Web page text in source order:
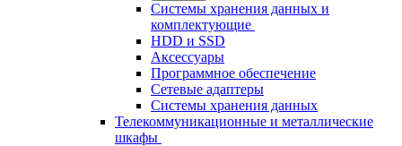
Системы хранения данных и
комплектующие
HDD и SSD
Аксессуары
Программное обеспечение
Сетевые адаптеры
Системы хранения данных
Телекоммуникационные и металлические
шкафы